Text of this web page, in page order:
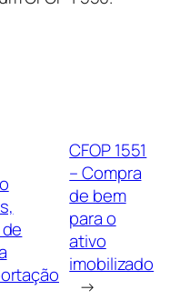
CFOP 1551
– Compra
de bem
para o
ativo
imobilizado
→